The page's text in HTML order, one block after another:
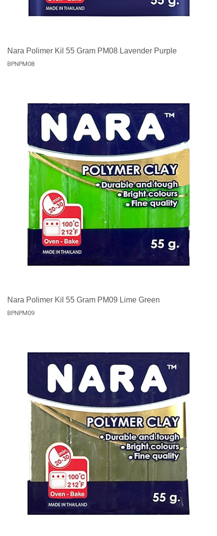
Nara Polimer Kil 55 Gram PM08 Lavender Purple
BPNPM08
Nara Polimer Kil 55 Gram PM09 Lime Green
BPNPM09